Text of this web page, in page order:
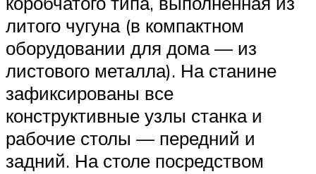
литого чугуна (в компактном
оборудовании для дома — из
листового металла). На станине
зафиксированы все
конструктивные узлы станка и
рабочие столы — передний и
задний. На столе посредством